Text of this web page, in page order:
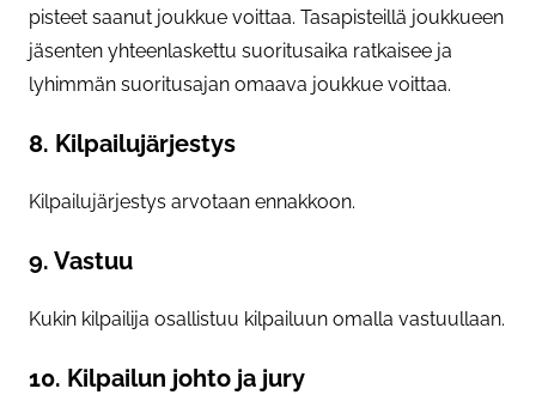
pisteet saanut joukkue voittaa. Tasapisteillä joukkueen
jäsenten yhteenlaskettu suoritusaika ratkaisee ja
lyhimmän suoritusajan omaava joukkue voittaa.
8. Kilpailujärjestys
Kilpailujärjestys arvotaan ennakkoon.
9. Vastuu
Kukin kilpailija osallistuu kilpailuun omalla vastuullaan.
10. Kilpailun johto ja jury